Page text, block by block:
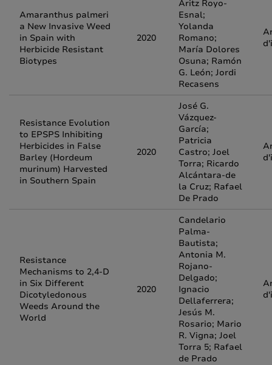
Amaranthus palmeri
a New Invasive Weed
in Spain with
Herbicide Resistant
Biotypes
2020
Aritz Royo-
Esnal;
Yolanda
Romano;
María Dolores
Osuna; Ramón
G. León; Jordi
Recasens
Resistance Evolution
to EPSPS Inhibiting
Herbicides in False
Barley (Hordeum
murinum) Harvested
in Southern Spain
2020
José G.
Vázquez-
García;
Patricia
Castro; Joel
Torra; Ricardo
Alcántara-de
la Cruz; Rafael
De Prado
Resistance
Mechanisms to 2,4-D
in Six Different
Dicotyledonous
Weeds Around the
World
2020
Candelario
Palma-
Bautista;
Antonia M.
Rojano-
Delgado;
Ignacio
Dellaferrera;
Jesús M.
Rosario; Mario
R. Vigna; Joel
Torra 5; Rafael
de Prado